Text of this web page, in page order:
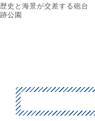
歴史と海景が交差する砲台
跡公園